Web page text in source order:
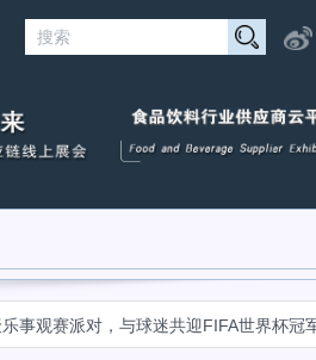
赛派对，与球迷共迎FIFA世界杯冠军时刻